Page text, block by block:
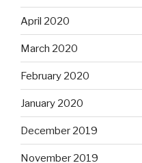
April 2020
March 2020
February 2020
January 2020
December 2019
November 2019